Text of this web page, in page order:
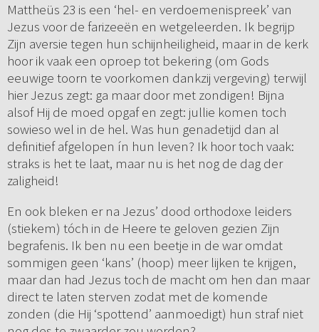
Mattheüs 23 is een ‘hel- en verdoemenispreek’ van
Jezus voor de farizeeën en wetgeleerden. Ik begrijp
Zijn aversie tegen hun schijnheiligheid, maar in de kerk
hoor ik vaak een oproep tot bekering (om Gods
eeuwige toorn te voorkomen dankzij vergeving) terwijl
hier Jezus zegt: ga maar door met zondigen! Bijna
alsof Hij de moed opgaf en zegt: jullie komen toch
sowieso wel in de hel. Was hun genadetijd dan al
definitief afgelopen ín hun leven? Ik hoor toch vaak:
straks is het te laat, maar nu is het nog de dag der
zaligheid!
En ook bleken er na Jezus’ dood orthodoxe leiders
(stiekem) tóch in de Heere te geloven gezien Zijn
begrafenis. Ik ben nu een beetje in de war omdat
sommigen geen ‘kans’ (hoop) meer lijken te krijgen,
maar dan had Jezus toch de macht om hen dan maar
direct te laten sterven zodat met de komende
zonden (die Hij ‘spottend’ aanmoedigt) hun straf niet